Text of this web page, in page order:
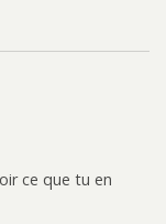
ce que tu en